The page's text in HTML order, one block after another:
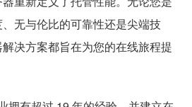
无与伦比的可靠性还是尖端技
决方案都旨在为您的在线旅程提